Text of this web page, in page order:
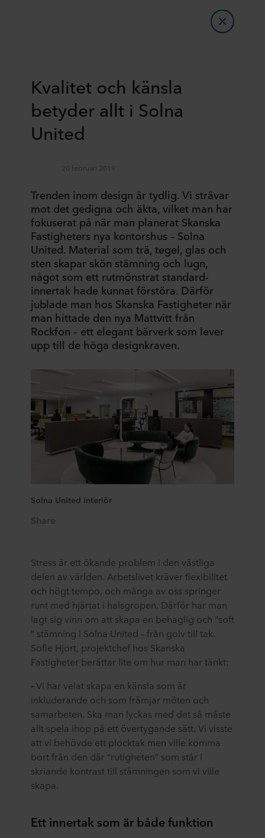
Kvalitet och känsla
betyder allt i Solna
United
20 februari 2019
Trenden inom design är tydlig. Vi strävar
mot det gedigna och äkta, vilket man har
fokuserat på när man planerat Skanska
Fastigheters nya kontorshus – Solna
United. Material som trä, tegel, glas och
sten skapar skön stämning och lugn,
något som ett rutmönstrat standard-
innertak hade kunnat förstöra. Därför
jublade man hos Skanska Fastigheter när
man hittade den nya Mattvitt från
Rockfon – ett elegant bärverk som lever
upp till de höga designkraven.
Solna United interiör
Share
Stress är ett ökande problem i den västliga
delen av världen. Arbetslivet kräver flexibilitet
och högt tempo, och många av oss springer
runt med hjärtat i halsgropen. Därför har man
lagt sig vinn om att skapa en behaglig och ”soft
” stämning i Solna United – från golv till tak.
Sofie Hjort, projektchef hos Skanska
Fastigheter berättar lite om hur man har tänkt:
- Vi har velat skapa en känsla som är
inkluderande och som främjar möten och
samarbeten. Ska man lyckas med det så måste
allt spela ihop på ett övertygande sätt. Vi visste
att vi behövde ett plocktak men ville komma
bort från den där ”rutigheten” som står i
skriande kontrast till stämningen som vi ville
skapa.
Ett innertak som är både funktion